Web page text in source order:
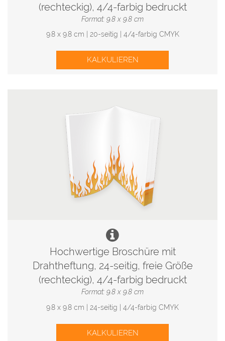
(rechteckig), 4/4-farbig bedruckt
Format: 9.8 x 9.8 cm
9.8 x 9.8 cm | 20-seitig | 4/4-farbig CMYK
KALKULIEREN
Hochwertige Broschüre mit
Drahtheftung, 24-seitig, freie Größe
(rechteckig), 4/4-farbig bedruckt
Format: 9.8 x 9.8 cm
9.8 x 9.8 cm | 24-seitig | 4/4-farbig CMYK
KALKULIEREN